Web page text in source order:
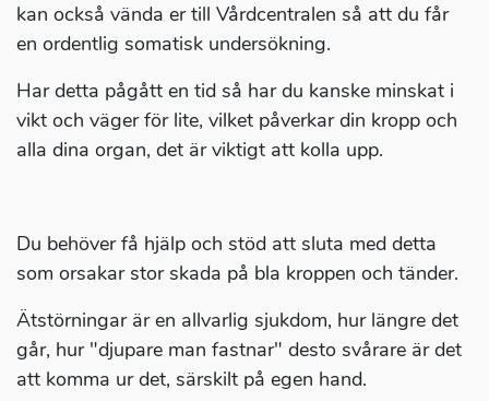
kan också vända er till Vårdcentralen så att du får
en ordentlig somatisk undersökning.
Har detta pågått en tid så har du kanske minskat i
vikt och väger för lite, vilket påverkar din kropp och
alla dina organ, det är viktigt att kolla upp.
Du behöver få hjälp och stöd att sluta med detta
som orsakar stor skada på bla kroppen och tänder.
Ätstörningar är en allvarlig sjukdom, hur längre det
går, hur "djupare man fastnar" desto svårare är det
att komma ur det, särskilt på egen hand.